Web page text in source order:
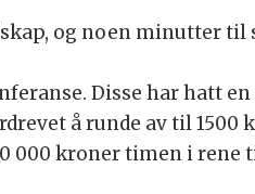
og noen minutter til
Disse har hatt
å runde av til 1500
000 kroner timen i